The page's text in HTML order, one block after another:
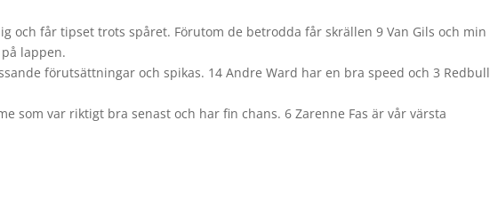
och får tipset trots spåret. Förutom de betrodda får skrällen 9 Van Gils och min
lappen.
förutsättningar och spikas. 14 Andre Ward har en bra speed och 3 Redbull
som var riktigt bra senast och har fin chans. 6 Zarenne Fas är vår värsta